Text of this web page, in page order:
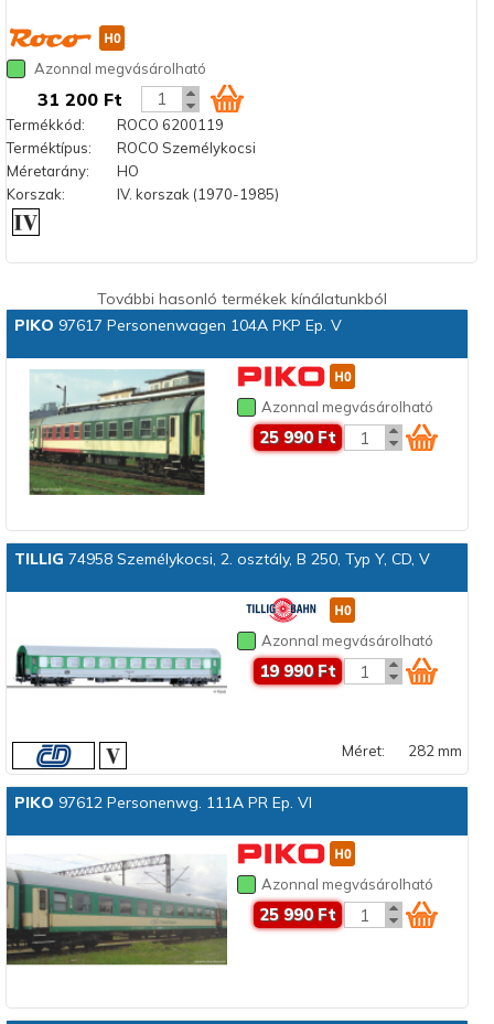
Azonnal megvásárolható
31 200 Ft
Termékkód:
ROCO 6200119
Terméktípus:
ROCO Személykocsi
Méretarány:
HO
Korszak:
IV. korszak (1970-1985)
További hasonló termékek kínálatunkból
PIKO 97617 Personenwagen 104A PKP Ep. V
Azonnal megvásárolható
25 990 Ft
TILLIG 74958 Személykocsi, 2. osztály, B 250, Typ Y, CD, V
Azonnal megvásárolható
19 990 Ft
Méret: 282 mm
PIKO 97612 Personenwg. 111A PR Ep. VI
Azonnal megvásárolható
25 990 Ft